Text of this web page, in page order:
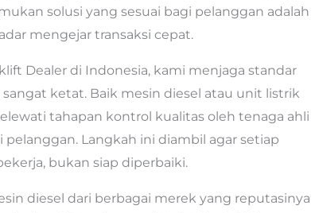
solusi yang sesuai bagi pelanggan adalah
mengejar transaksi cepat.
Dealer di Indonesia, kami menjaga standar
ketat. Baik mesin diesel atau unit listrik
tahapan kontrol kualitas oleh tenaga ahli
Langkah ini diambil agar setiap
bukan siap diperbaiki.
diesel dari berbagai merek yang reputasinya